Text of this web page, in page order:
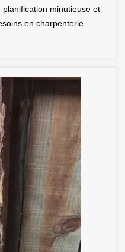
minutieuse et
en charpenterie.